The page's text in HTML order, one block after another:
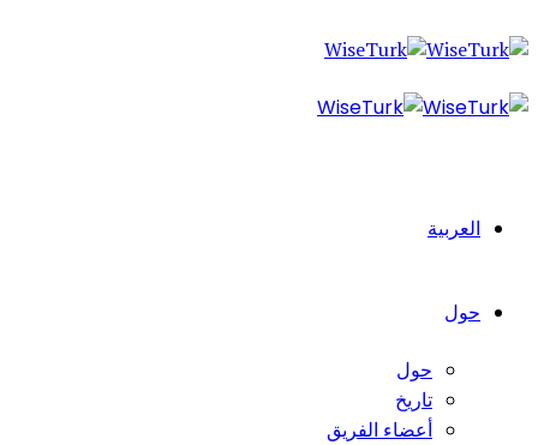
العربية
حول
حول
تاريخ
أعضاء الفريق